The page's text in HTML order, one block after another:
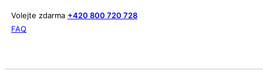
Volejte zdarma +420 800 720 728
FAQ